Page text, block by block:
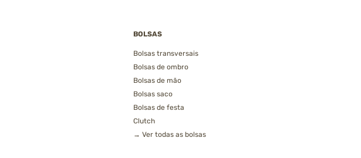
BOLSAS
Bolsas transversais
Bolsas de ombro
Bolsas de mão
Bolsas saco
Bolsas de festa
Clutch
→ Ver todas as bolsas